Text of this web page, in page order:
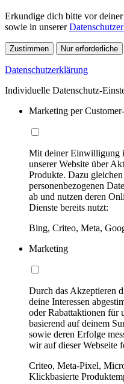
Erkundige dich bitte vor
sowie in unserer
Zustimmen Nur erforderliche
Datenschutzerklärung
Individuelle Datenschutz-
Marketing per
Mit deiner Einwilligung
unserer Website über
Produkte. Dazu
personenbezogenen
ab und nutzen deren
Dienste bereits nutzt:
Bing, Criteo, Meta,
Marketing
Durch das Akzeptieren
deine Interessen
oder Rabattaktionen für
basierend auf deinem
sowie deren Erfolge
wir auf dieser Webseite
Criteo, Meta-Pixel,
Klickbasierte